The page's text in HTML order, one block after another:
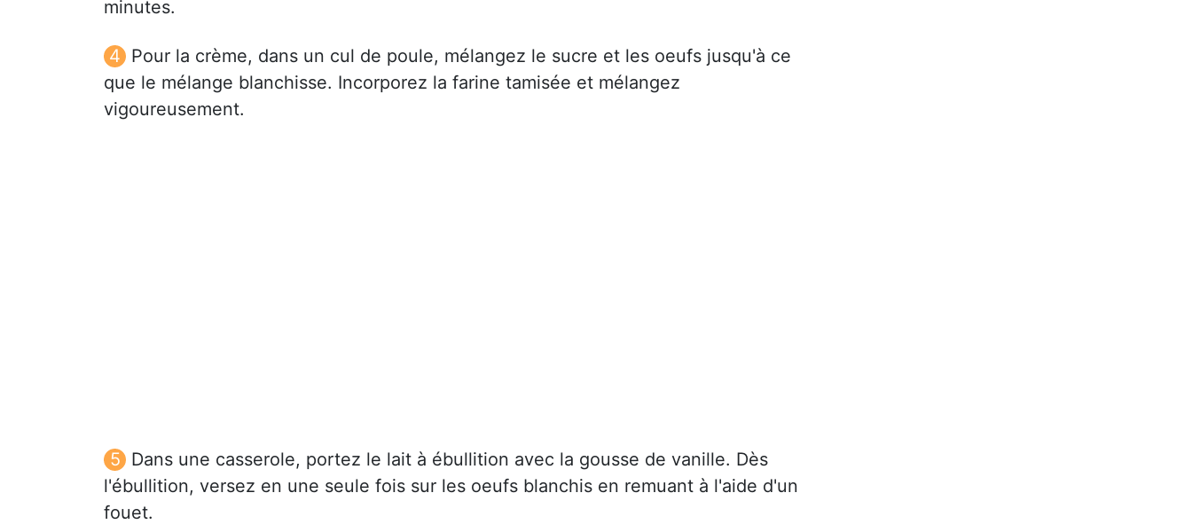
minutes.
Pour la crème, dans un cul de poule, mélangez le sucre et les oeufs jusqu'à ce
que le mélange blanchisse. Incorporez la farine tamisée et mélangez
vigoureusement.
Dans une casserole, portez le lait à ébullition avec la gousse de vanille. Dès
l'ébullition, versez en une seule fois sur les oeufs blanchis en remuant à l'aide d'un
fouet.